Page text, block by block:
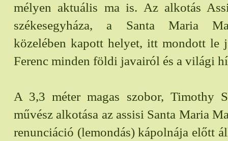
mélyen aktuális ma is. Az alkotás
székesegyháza, a Santa Maria
közelében kapott helyet, itt mondott le
Ferenc minden földi javairól és a világi
A 3,3 méter magas szobor, Timothy
művész alkotása az assisi Santa Maria
renunciáció (lemondás) kápolnája előtt